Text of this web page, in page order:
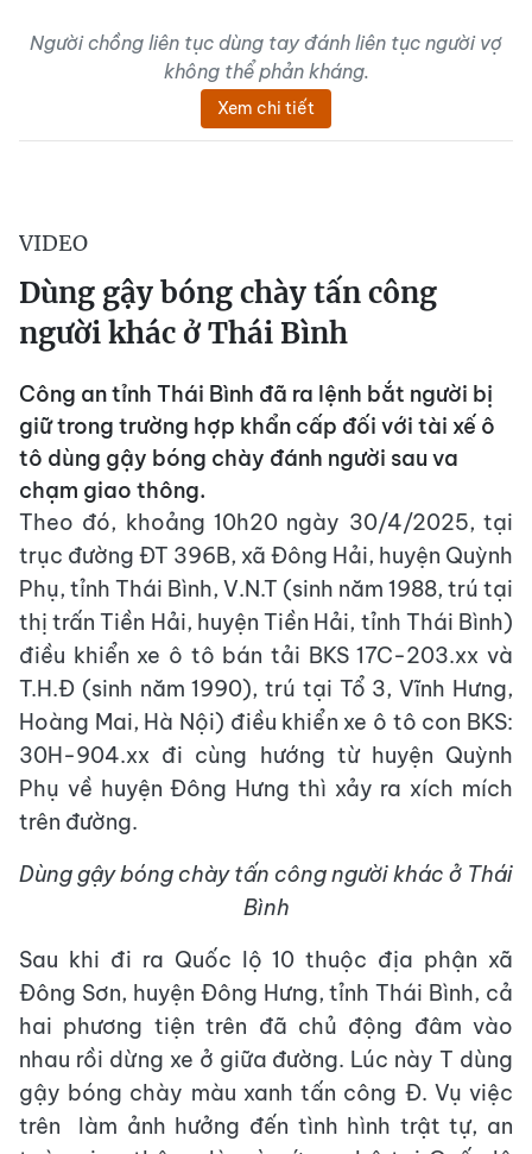
Người chồng liên tục dùng tay đánh liên tục người vợ
không thể phản kháng.
Xem chi tiết
VIDEO
Dùng gậy bóng chày tấn công
người khác ở Thái Bình
Công an tỉnh Thái Bình đã ra lệnh bắt người bị
giữ trong trường hợp khẩn cấp đối với tài xế ô
tô dùng gậy bóng chày đánh người sau va
chạm giao thông.
Theo đó, khoảng 10h20 ngày 30/4/2025, tại
trục đường ĐT 396B, xã Đông Hải, huyện Quỳnh
Phụ, tỉnh Thái Bình, V.N.T (sinh năm 1988, trú tại
thị trấn Tiền Hải, huyện Tiền Hải, tỉnh Thái Bình)
điều khiển xe ô tô bán tải BKS 17C-203.xx và
T.H.Đ (sinh năm 1990), trú tại Tổ 3, Vĩnh Hưng,
Hoàng Mai, Hà Nội) điều khiển xe ô tô con BKS:
30H-904.xx đi cùng hướng từ huyện Quỳnh
Phụ về huyện Đông Hưng thì xảy ra xích mích
trên đường.
Dùng gậy bóng chày tấn công người khác ở Thái
Bình
Sau khi đi ra Quốc lộ 10 thuộc địa phận xã
Đông Sơn, huyện Đông Hưng, tỉnh Thái Bình, cả
hai phương tiện trên đã chủ động đâm vào
nhau rồi dừng xe ở giữa đường. Lúc này T dùng
gậy bóng chày màu xanh tấn công Đ. Vụ việc
trên làm ảnh hưởng đến tình hình trật tự, an